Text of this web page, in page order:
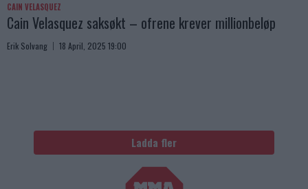
CAIN VELASQUEZ
Cain Velasquez saksøkt – ofrene krever millionbeløp
Erik Solvang 18 April, 2025 19:00
Ladda fler